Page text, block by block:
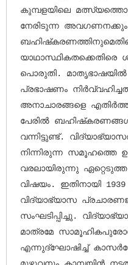
കുമ്പളയിലെ
നേരിടുന്ന അവഗണനക്കും
ബഹിഷ്‌കരണത്തിനുമെതിരെ ശബ്ദിച്ചു. മത
യാഥാസ്ഥികതക്കെതിരെ
പൊരുതി. മാതൃഭാഷയില്‍
പ്രഭാഷണം
അനാചാരങ്ങളെ
പേരില്‍ ബഹിഷ്‌കരണങ്ങള്‍ സഹിക്കേണ്ടി
വന്നിട്ടുണ്ട്.
നിന്നിരുന്ന സമൂഹത്തെ
വരലായിരുന്നു
വിഷയം. ഇതിനായി
വിദ്യാഭ്യാസ
സംഘടിപ്പിച്ചു.
മാത്രമേ
എന്നുദ്‌ഘോഷിച്ച് കാസര്‍ഗോഡ് ജില്ല